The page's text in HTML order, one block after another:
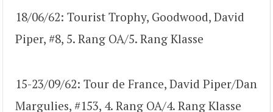
18/06/62: Tourist Trophy, Goodwood, David
Piper, #8, 5. Rang OA/5. Rang Klasse
15-23/09/62: Tour de France, David Piper/Dan
Margulies, #153, 4. Rang OA/4. Rang Klasse